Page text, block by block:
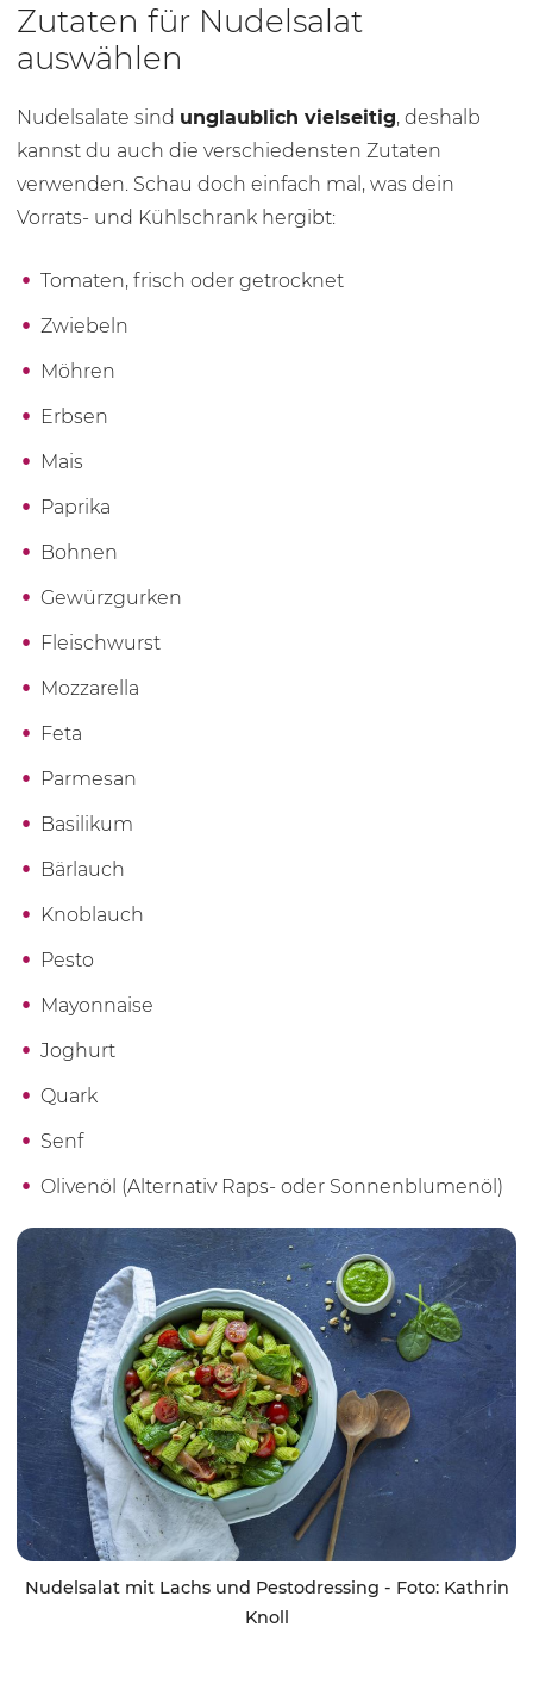
Zutaten für Nudelsalat
auswählen
Nudelsalate sind unglaublich vielseitig, deshalb
kannst du auch die verschiedensten Zutaten
verwenden. Schau doch einfach mal, was dein
Vorrats- und Kühlschrank hergibt:
Tomaten, frisch oder getrocknet
Zwiebeln
Möhren
Erbsen
Mais
Paprika
Bohnen
Gewürzgurken
Fleischwurst
Mozzarella
Feta
Parmesan
Basilikum
Bärlauch
Knoblauch
Pesto
Mayonnaise
Joghurt
Quark
Senf
Olivenöl (Alternativ Raps- oder Sonnenblumenöl)
Nudelsalat mit Lachs und Pestodressing - Foto: Kathrin
Knoll